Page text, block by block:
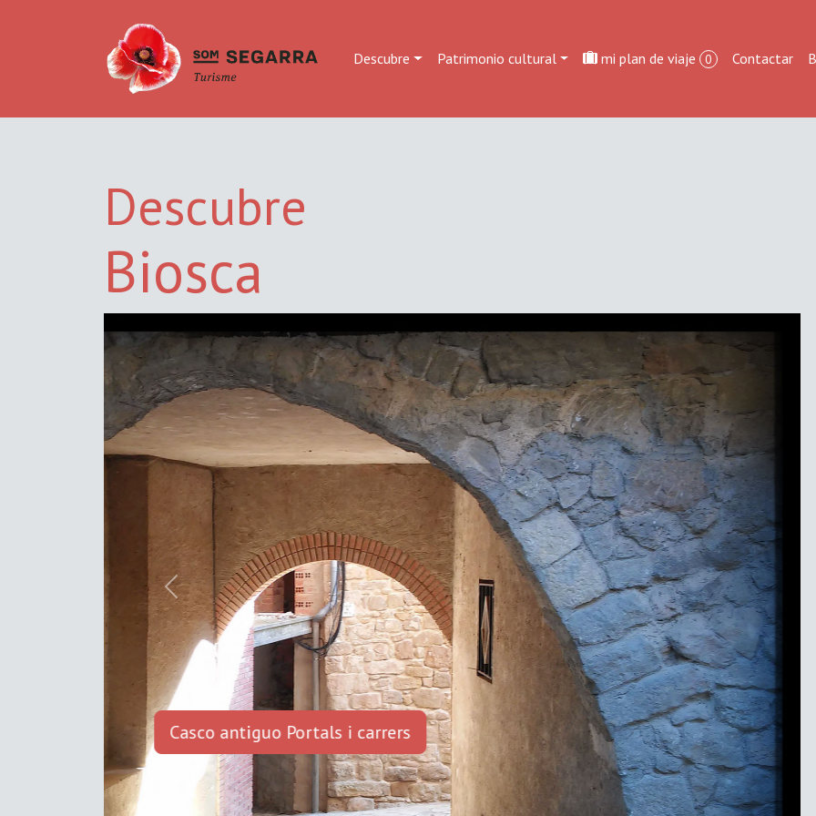
Descubre Patrimonio cultural mi plan de viaje 0 Contactar
Descubre
Biosca
Ermita Sant Andreu de Montconill
Previous